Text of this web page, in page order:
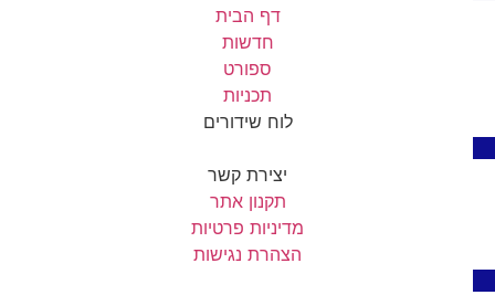
דף הבית
חדשות
ספורט
תכניות
לוח שידורים
יצירת קשר
תקנון אתר
מדיניות פרטיות
הצהרת נגישות